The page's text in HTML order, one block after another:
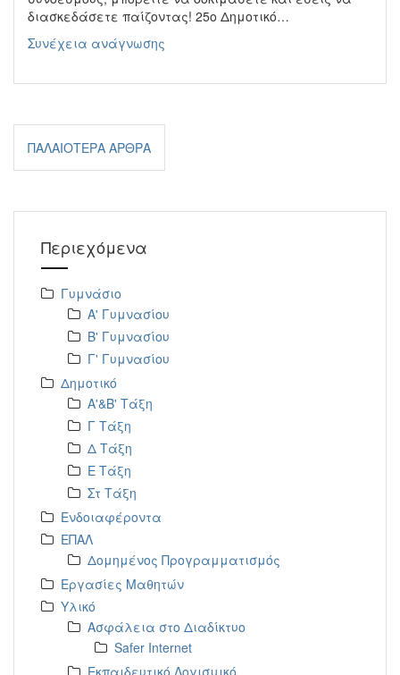
διασκεδάσετε παίζοντας! 25ο Δημοτικό…
Συνέχεια ανάγνωσης
Πλοήγηση
άρθρων
ΠΑΛΑΙΌΤΕΡΑ ΆΡΘΡΑ
Περιεχόμενα
Γυμνάσιο
Α' Γυμνασίου
Β' Γυμνασίου
Γ' Γυμνασίου
Δημοτικό
Α'&Β' Τάξη
Γ Τάξη
Δ Τάξη
Ε Τάξη
Στ Τάξη
Ενδοιαφέροντα
ΕΠΑΛ
Δομημένος Προγραμματισμός
Εργασίες Μαθητών
Υλικό
Ασφάλεια στο Διαδίκτυο
Safer Internet